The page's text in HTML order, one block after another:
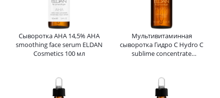
Сыворотка АНА 14,5% AHA
smoothing face serum ELDAN
Cosmetics 100 мл
Мультивитаминная
сыворотка Гидро C Hydro C
sublime concentrate